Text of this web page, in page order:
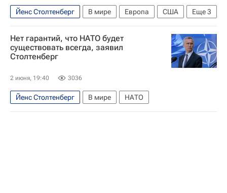
Еще3
Йенс Столтенберг В мире Европа
США
Гренландия
Дональд Трамп НАТО
Нет гарантий, что НАТО будет
существовать всегда, заявил
Столтенберг
2 июня, 19:40 3036
Йенс Столтенберг В мире НАТО